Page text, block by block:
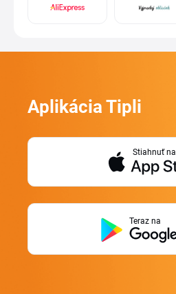
Aplikácia Tipli
Stiahnuť na
Teraz na